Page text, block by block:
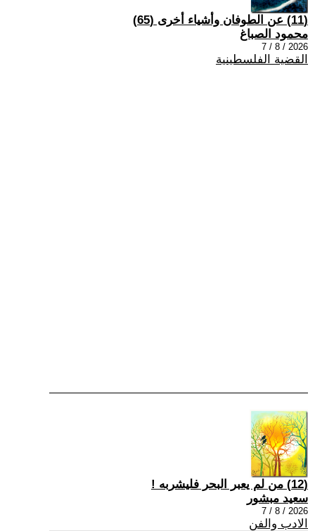
(11) عن الطوفان وأشياء أخرى (65)
محمود الصباغ
2026 / 8 / 7
القضية الفلسطينية
(12) من لم يعبر البحر فليشربه !
سعيد مبشور
2026 / 8 / 7
الادب والفن